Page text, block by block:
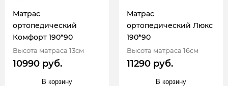
Матрас
ортопедический
Комфорт 190*90
Высота матраса 13см
10990 руб.
В корзину
Матрас
ортопедический Люкс
190*90
Высота матраса 16см
11290 руб.
В корзину